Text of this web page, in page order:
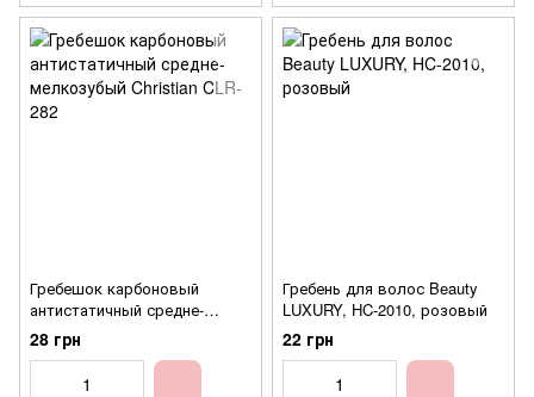
Гребешок карбоновый
антистатичный средне-
мелкозубый Christian CLR-282
28 грн
Гребень для волос Beauty
LUXURY, HC-2010, розовый
22 грн